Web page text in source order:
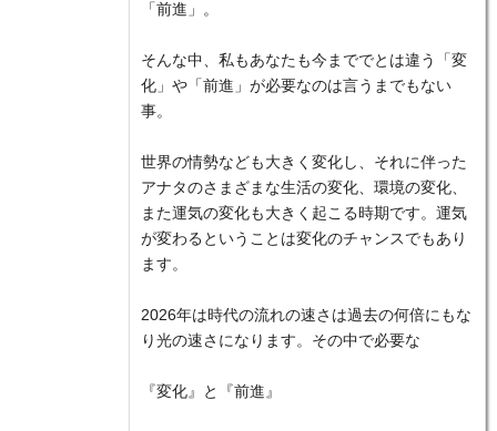
「前進」。
そんな中、私もあなたも今まででとは違う「変
化」や「前進」が必要なのは言うまでもない
事。
世界の情勢なども大きく変化し、それに伴った
アナタのさまざまな生活の変化、環境の変化、
また運気の変化も大きく起こる時期です。運気
が変わるということは変化のチャンスでもあり
ます。
2026年は時代の流れの速さは過去の何倍にもな
り光の速さになります。その中で必要な
『変化』と『前進』